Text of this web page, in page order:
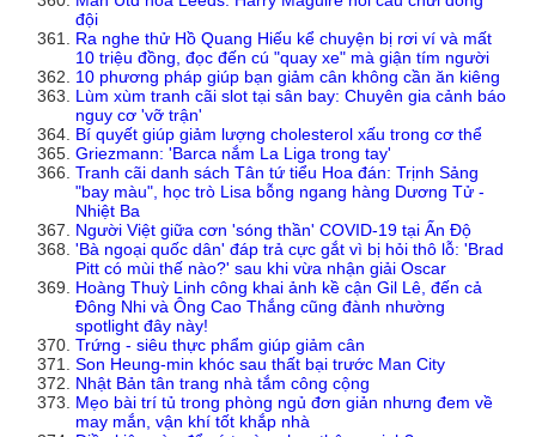
đội
Ra nghe thử Hồ Quang Hiếu kể chuyện bị rơi ví và mất
10 triệu đồng, đọc đến cú "quay xe" mà giận tím người
10 phương pháp giúp bạn giảm cân không cần ăn kiêng
Lùm xùm tranh cãi slot tại sân bay: Chuyên gia cảnh báo
nguy cơ 'vỡ trận'
Bí quyết giúp giảm lượng cholesterol xấu trong cơ thể
Griezmann: 'Barca nắm La Liga trong tay'
Tranh cãi danh sách Tân tứ tiểu Hoa đán: Trịnh Sảng
"bay màu", học trò Lisa bỗng ngang hàng Dương Tử -
Nhiệt Ba
Người Việt giữa cơn 'sóng thần' COVID-19 tại Ấn Độ
'Bà ngoại quốc dân' đáp trả cực gắt vì bị hỏi thô lỗ: 'Brad
Pitt có mùi thế nào?' sau khi vừa nhận giải Oscar
Hoàng Thuỳ Linh công khai ảnh kề cận Gil Lê, đến cả
Đông Nhi và Ông Cao Thắng cũng đành nhường
spotlight đây này!
Trứng - siêu thực phẩm giúp giảm cân
Son Heung-min khóc sau thất bại trước Man City
Nhật Bản tân trang nhà tắm công cộng
Mẹo bài trí tủ trong phòng ngủ đơn giản nhưng đem về
may mắn, vận khí tốt khắp nhà